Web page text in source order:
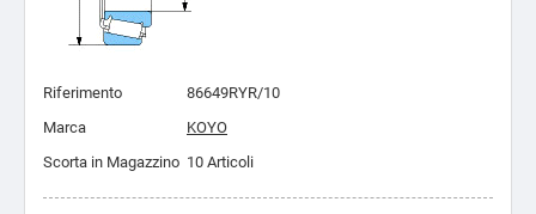
Riferimento
86649RYR/10
Marca
KOYO
Scorta in Magazzino 10 Articoli